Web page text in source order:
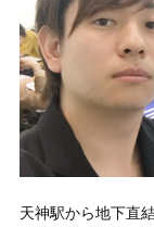
天神駅から地下直